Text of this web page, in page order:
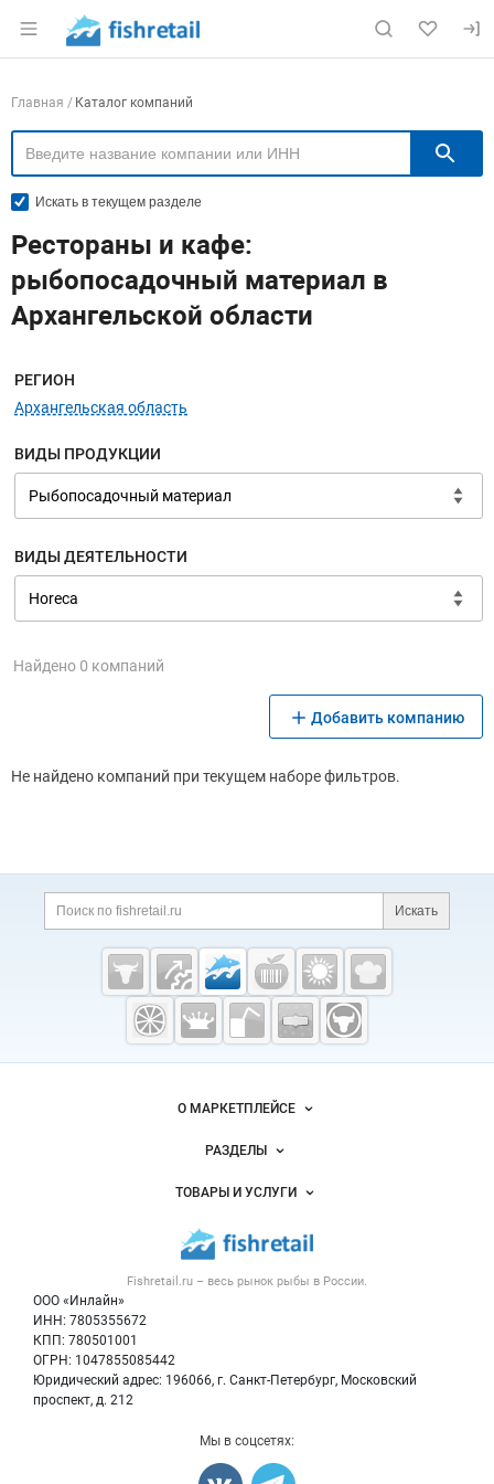
Раздел навигации по сайту fishretail.ru
Навигация по компаниям
Главная Каталог компаний
Искать в текущем разделе
Рестораны и кафе:
рыбопосадочный материал в
Архангельской области
Меню навигации
РЕГИОН
Архангельская область
ВИДЫ ПРОДУКЦИИ
ВИДЫ ДЕЯТЕЛЬНОСТИ
Найдено 0 компаний
Добавить компанию
Не найдено компаний при текущем наборе фильтров.
Дополнительная информация
Поиск по сайту и
Искать
Cсылки на полезные проекты
Fishretail.ru —
рыба,
морепродукты
Важные разделы и контакты
Fishretail.ru – весь рынок рыбы в России.
ООО «Инлайн»
ИНН: 7805355672
КПП: 780501001
ОГРН: 1047855085442
Юридический адрес: 196066, г. Санкт-Петербург, Московский
проспект, д. 212
Навигация по сайтуО МАРКЕТПЛЕЙСЕ
Новости Fishretail.ru
Размещение рекламы
Публичная оферта
Контактная информация
Политика обработки персональных данных
РАЗДЕЛЫ
Объявления
Новости рынка
Блог
ТОВАРЫ И УСЛУГИ
Рыба
Икра
Мы в соцсетях: